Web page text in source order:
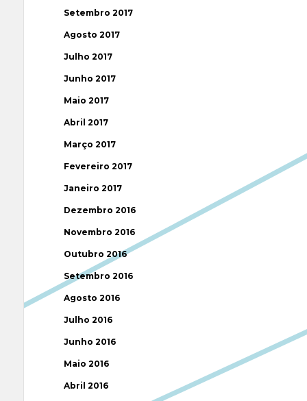
Setembro 2017
Agosto 2017
Julho 2017
Junho 2017
Maio 2017
Abril 2017
Março 2017
Fevereiro 2017
Janeiro 2017
Dezembro 2016
Novembro 2016
Outubro 2016
Setembro 2016
Agosto 2016
Julho 2016
Junho 2016
Maio 2016
Abril 2016